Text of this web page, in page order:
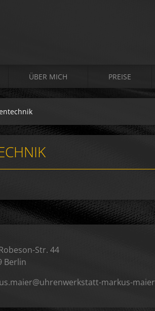
ÜBER MICH PREISE
Str. 44
Berlin
aier@uhrenwerkstatt-markus-maier